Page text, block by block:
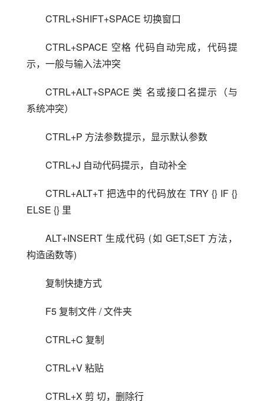
CTRL+SHIFT+SPACE 切换窗口
CTRL+SPACE 空格 代码自动完成，代码提
示，一般与输入法冲突
CTRL+ALT+SPACE 类 名或接口名提示（与
系统冲突）
CTRL+P 方法参数提示，显示默认参数
CTRL+J 自动代码提示，自动补全
CTRL+ALT+T 把选中的代码放在 TRY {} IF {}
ELSE {} 里
ALT+INSERT 生成代码 (如 GET,SET 方法，
构造函数等)
复制快捷方式
F5 复制文件 / 文件夹
CTRL+C 复制
CTRL+V 粘贴
CTRL+X 剪 切，删除行